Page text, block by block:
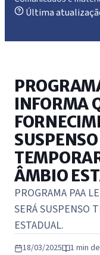
Última
INFORMA
SUSPENSO
ÂMBIO
PROGRAMA PAA
SERÁ SUSPENSO
ESTADUAL.
18/03/2025 1 min